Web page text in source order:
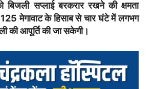
सप्लाई बरकरार रखने की क्षमता
125 मेगावाट के हिसाब से चार घंटे में लगभग
की आपूर्ति की जा सकेगी।